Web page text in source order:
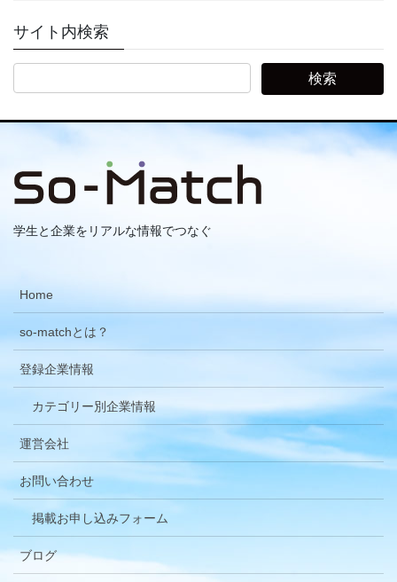
サイト内検索
学生と企業をリアルな情報でつなぐ
Home
so-matchとは？
登録企業情報
カテゴリー別企業情報
運営会社
お問い合わせ
掲載お申し込みフォーム
ブログ